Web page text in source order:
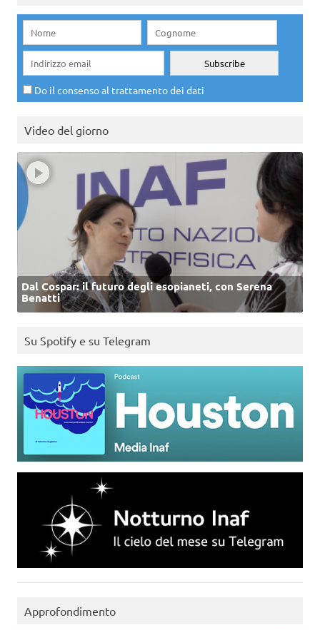
Do il consenso al trattamento dei dati
Video del giorno
Dal Cospar: il futuro degli esopianeti, con Serena
Benatti
Su Spotify e su Telegram
Approfondimento